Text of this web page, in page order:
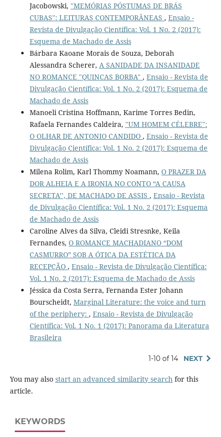
Jacobowski, "MEMÓRIAS PÓSTUMAS DE BRÁS
CUBAS": LEITURAS CONTEMPORÂNEAS , Ensaio -
Revista de Divulgação Científica: Vol. 1 No. 2 (2017):
Esquema de Machado de Assis
Bárbara Kaoane Morais de Souza, Deborah
Alessandra Scherer, A SANIDADE DA INSANIDADE
NO ROMANCE "QUINCAS BORBA" , Ensaio - Revista de
Divulgação Científica: Vol. 1 No. 2 (2017): Esquema de
Machado de Assis
Manoeli Cristina Hoffmann, Karime Torres Bedin,
Rafaela Fernandes Caldeira, "UM HOMEM CÉLEBRE":
O OLHAR DE ANTONIO CANDIDO , Ensaio - Revista de
Divulgação Científica: Vol. 1 No. 2 (2017): Esquema de
Machado de Assis
Milena Rolim, Karl Thommy Noamann, O PRAZER DA
DOR ALHEIA E A IRONIA NO CONTO “A CAUSA
SECRETA’’, DE MACHADO DE ASSIS , Ensaio - Revista
de Divulgação Científica: Vol. 1 No. 2 (2017): Esquema
de Machado de Assis
Caroline Alves da Silva, Cleidi Stresnke, Keila
Fernandes, O ROMANCE MACHADIANO “DOM
CASMURRO” SOB A ÓTICA DA ESTÉTICA DA
RECEPÇÃO , Ensaio - Revista de Divulgação Científica:
Vol. 1 No. 2 (2017): Esquema de Machado de Assis
Jéssica da Costa Serra, Fernanda Ester Johann
Bourscheidt, Marginal Literature: the voice and turn
of the periphery: , Ensaio - Revista de Divulgação
Científica: Vol. 1 No. 1 (2017): Panorama da Literatura
Brasileira
1-10 of 14 NEXT
You may also start an advanced similarity search for this
article.
KEYWORDS